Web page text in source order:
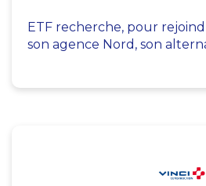
ETF recherche, pour
son agence Nord, son